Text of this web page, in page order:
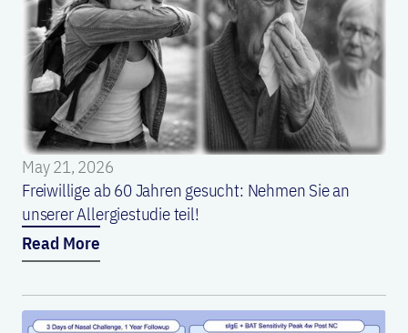
May 21, 2026
Freiwillige ab 60 Jahren gesucht: Nehmen Sie an
unserer Allergiestudie teil!
Read More